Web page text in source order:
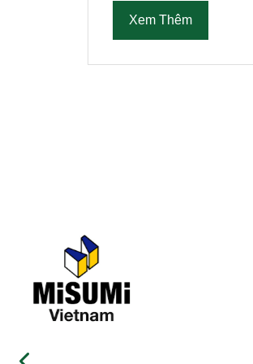
Xem Thêm